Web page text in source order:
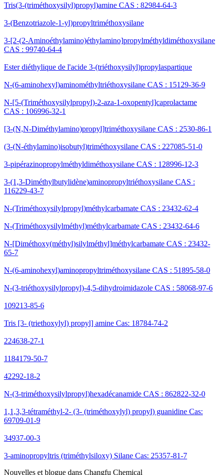
Tris(3-(triméthoxysilyl)propyl)amine CAS : 82984-64-3
3-(Benzotriazole-1-yl)propyltriméthoxysilane
3-[2-(2-Aminoéthylamino)éthylamino]propylméthyldiméthoxysilane
CAS : 99740-64-4
Ester diéthylique de l'acide 3-(triéthoxysilyl)propylaspartique
N-(6-aminohexyl)aminométhyltriéthoxysilane CAS : 15129-36-9
N-[5-(Triméthoxysilylpropyl)-2-aza-1-oxopentyl]caprolactame
CAS : 106996-32-1
[3-(N,N-Diméthylamino)propyl]triméthoxysilane CAS : 2530-86-1
(3-(N-éthylamino)isobutyl)triméthoxysilane CAS : 227085-51-0
3-pipérazinopropylméthyldiméthoxysilane CAS : 128996-12-3
3-(1,3-Diméthylbutylidène)aminopropyltriéthoxysilane CAS :
116229-43-7
N-(Triméthoxysilylpropyl)méthylcarbamate CAS : 23432-62-4
N-(Triméthoxysilylméthyl)méthylcarbamate CAS : 23432-64-6
N-[Diméthoxy(méthyl)silylméthyl]méthylcarbamate CAS : 23432-
65-7
N-(6-aminohexyl)aminopropyltriméthoxysilane CAS : 51895-58-0
N-(3-triéthoxysilylpropyl)-4,5-dihydroimidazole CAS : 58068-97-6
109213-85-6
Tris [3- (triethoxylyl) propyl] amine Cas: 18784-74-2
224638-27-1
1184179-50-7
42292-18-2
N-(3-triméthoxysilylpropyl)hexadécanamide CAS : 862822-32-0
1,1,3,3-tétraméthyl-2- (3- (triméthoxylyl) propyl) guanidine Cas:
69709-01-9
34937-00-3
3-aminopropyltris (triméthylsiloxy) Silane Cas: 25357-81-7
Nouvelles et blogue dans Changfu Chemical